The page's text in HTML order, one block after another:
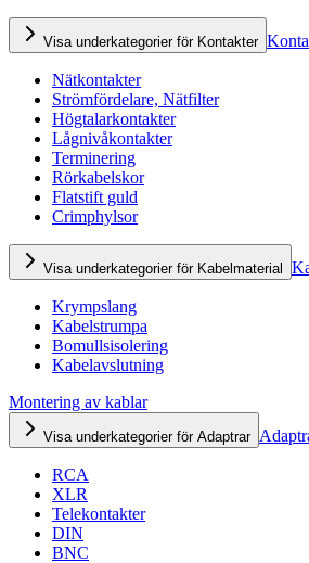
Visa underkategorier för Kontakter
Nätkontakter
Strömfördelare, Nätfilter
Högtalarkontakter
Lågnivåkontakter
Terminering
Rörkabelskor
Flatstift guld
Crimphylsor
Visa underkategorier för Kabelmaterial
Krympslang
Kabelstrumpa
Bomullsisolering
Kabelavslutning
Montering av kablar
Visa underkategorier för Adaptrar
RCA
XLR
Telekontakter
DIN
BNC